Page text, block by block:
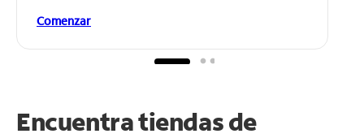
Comenzar
Encuentra tiendas de